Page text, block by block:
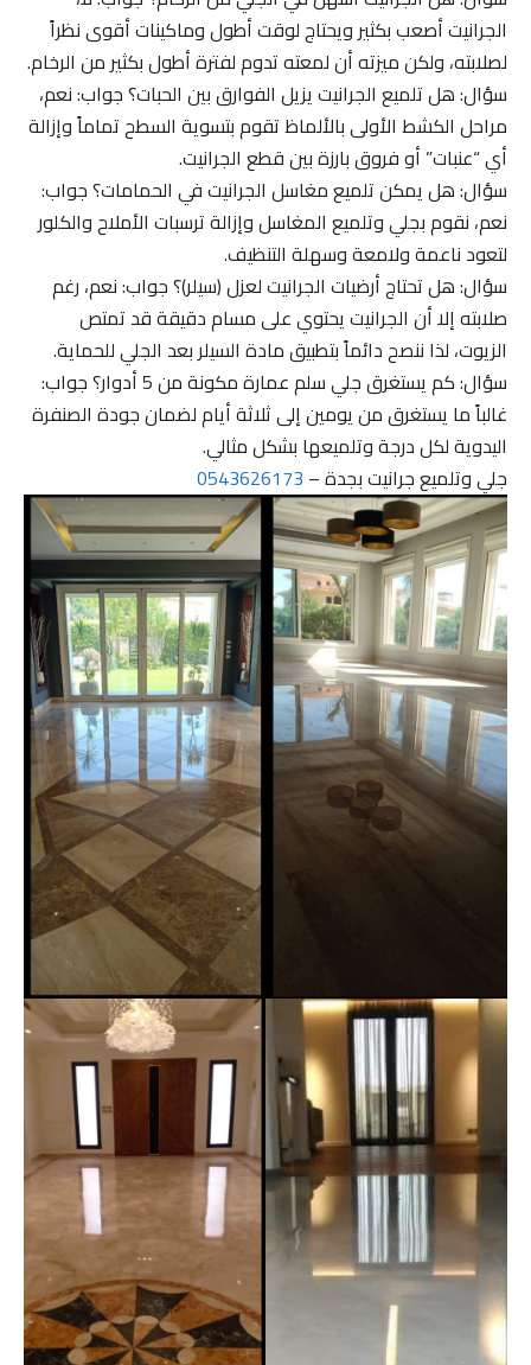
الجرانيت أصعب بكثير ويحتاج لوقت أطول وماكينات أقوى نظراً
لصلابته، ولكن ميزته أن لمعته تدوم لفترة أطول بكثير من الرخام.
سؤال: هل تلميع الجرانيت يزيل الفوارق بين الحبات؟ جواب: نعم،
مراحل الكشط الأولى بالألماظ تقوم بتسوية السطح تماماً وإزالة
أي “عنبات” أو فروق بارزة بين قطع الجرانيت.
سؤال: هل يمكن تلميع مغاسل الجرانيت في الحمامات؟ جواب:
نعم، نقوم بجلي وتلميع المغاسل وإزالة ترسبات الأملاح والكلور
لتعود ناعمة ولامعة وسهلة التنظيف.
سؤال: هل تحتاج أرضيات الجرانيت لعزل (سيلر)؟ جواب: نعم، رغم
صلابته إلا أن الجرانيت يحتوي على مسام دقيقة قد تمتص
الزيوت، لذا ننصح دائماً بتطبيق مادة السيلر بعد الجلي للحماية.
سؤال: كم يستغرق جلي سلم عمارة مكونة من 5 أدوار؟ جواب:
غالباً ما يستغرق من يومين إلى ثلاثة أيام لضمان جودة الصنفرة
اليدوية لكل درجة وتلميعها بشكل مثالي.
جلي وتلميع جرانيت بجدة –0543626173